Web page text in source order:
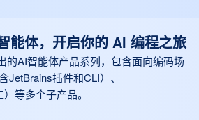
能体，开启你的 AI 编程之旅
的AI智能体产品系列，包含面向编码场
JetBrains插件和CLI）、
等多个子产品。